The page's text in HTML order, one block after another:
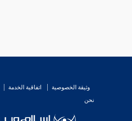
وثيقة الخصوصية اتفاقية الخدمة
نحن